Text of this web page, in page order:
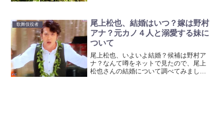
女方も可愛らしいので何をやっても上手
いなあと思う役者さん！家...
歌舞伎役者
尾上松也、結婚はいつ？嫁は野村
アナ？元カノ４人と溺愛する妹に
ついて
尾上松也、いよいよ結婚？候補は野村ア
ナ？なんて噂をネットで見たので、尾上
松也さんの結婚について調べてみまし